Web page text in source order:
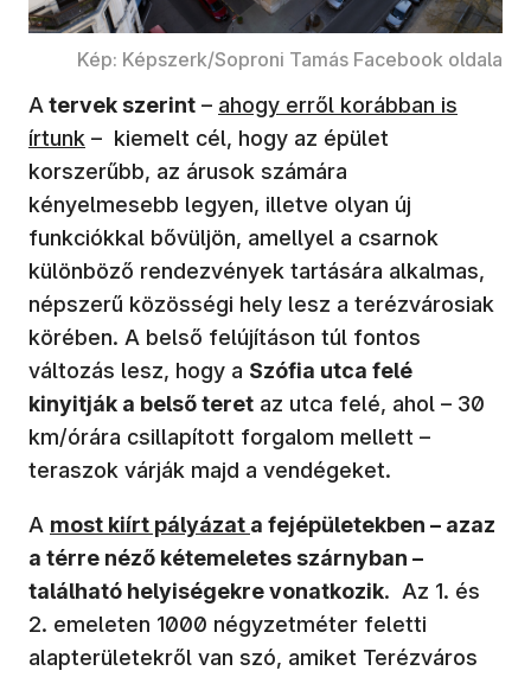
Kép: Képszerk/Soproni Tamás Facebook oldala
Atervek szerint – ahogy erről korábban is
írtunk – kiemelt cél, hogy az épület
korszerűbb, az árusok számára
kényelmesebb legyen, illetve olyan új
funkciókkal bővüljön, amellyel a csarnok
különböző rendezvények tartására alkalmas,
népszerű közösségi hely lesz a terézvárosiak
körében. A belső felújításon túl fontos
változás lesz, hogy a Szófia utca felé
kinyitják a belső teret az utca felé, ahol – 30
km/órára csillapított forgalom mellett –
teraszok várják majd a vendégeket.
A most kiírt pályázat a fejépületekben – azaz
a térre néző kétemeletes szárnyban –
található helyiségekre vonatkozik. Az 1. és
2. emeleten 1000 négyzetméter feletti
alapterületekről van szó, amiket Terézváros